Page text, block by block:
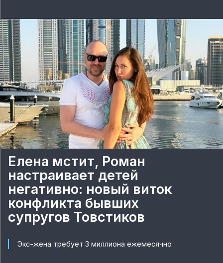
Елена мстит, Роман
настраивает детей
негативно: новый виток
конфликта бывших
супругов Товстиков
Экс-жена требует 3 миллиона ежемесячно